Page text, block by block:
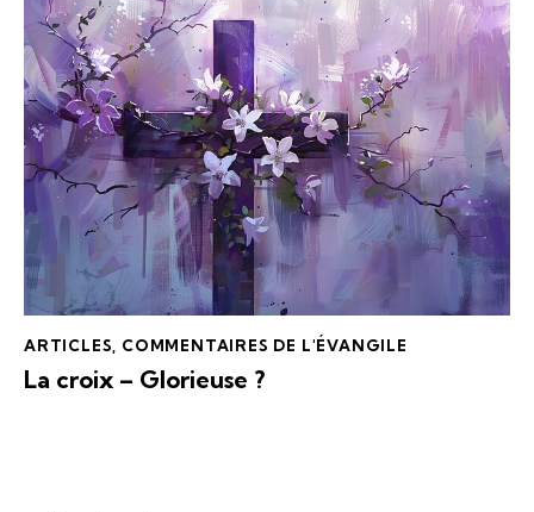
ARTICLES COMMENTAIRES DE L'ÉVANGILE
La croix – Glorieuse ?